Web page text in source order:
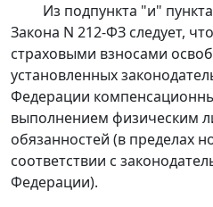
Из подпункта "и"
Закона N 212-ФЗ следует,
страховыми взносами
установленных
Федерации
выполнением физическим
обязанностей (в пределах
соответствии с
Федерации).